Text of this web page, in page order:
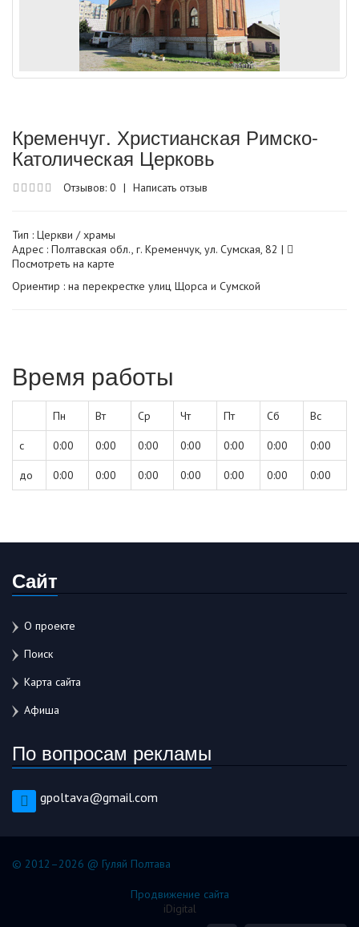
Кременчуг. Христианская Римско-
Католическая Церковь
Отзывов: 0 | Написать отзыв
Тип : Церкви / храмы
Адрес : Полтавская обл., г. Кременчук, ул. Сумская, 82 |
Посмотреть на карте
Ориентир : на перекрестке улиц Щорса и Сумской
Время работы
Пн Вт Ср Чт Пт Сб Вс
с 0:00 0:00 0:00 0:00 0:00 0:00 0:00
до 0:00 0:00 0:00 0:00 0:00 0:00 0:00
Сайт
О проекте
Поиск
Карта сайта
Афиша
По вопросам рекламы
gpoltava@gmail.com
© 2012–2026 @ Гуляй Полтава
Продвижение сайта
iDigital